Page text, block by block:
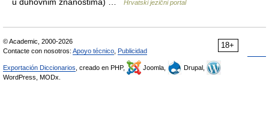
Hrvatski jezični portal
18+
© Academic, 2000-2026
Contacte con nosotros: Apoyo técnico Publicidad
Exportación Diccionarios , creado en PHP, Joomla,
Drupal,
WordPress, MODx.